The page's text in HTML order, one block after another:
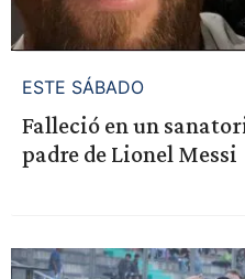
ESTE SÁBADO
Falleció en un
padre de Lionel Messi